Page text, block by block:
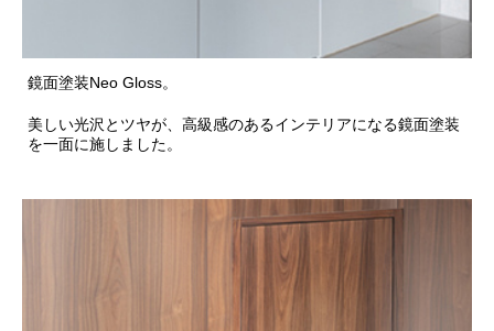
鏡面塗装Neo Gloss。
美しい光沢とツヤが、高級感のあるインテリアになる鏡面塗装
を一面に施しました。